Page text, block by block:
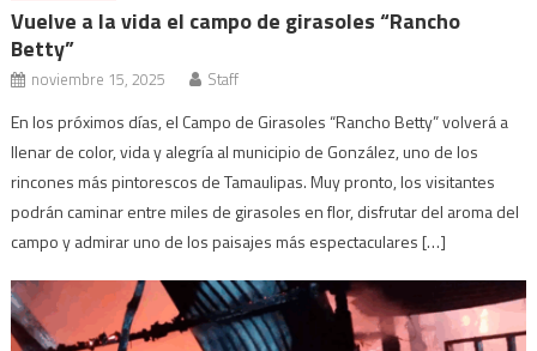
Vuelve a la vida el campo de girasoles “Rancho
Betty”
noviembre 15, 2025 Staff
En los próximos días, el Campo de Girasoles “Rancho Betty” volverá a
llenar de color, vida y alegría al municipio de González, uno de los
rincones más pintorescos de Tamaulipas. Muy pronto, los visitantes
podrán caminar entre miles de girasoles en flor, disfrutar del aroma del
campo y admirar uno de los paisajes más espectaculares […]